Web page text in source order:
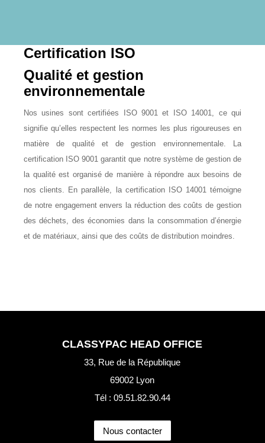
Certification ISO
Qualité et gestion
environnementale
Nos usines sont certifiées ISO 9001 et ISO 14001, ce qui
signifie qu’elles respectent les normes les plus rigoureuses en
matière de qualité et de gestion environnementale. La
certification ISO 9001 garantit que notre système de gestion de
la qualité est organisé de manière à répondre aux besoins de
nos clients. En parallèle, la certification ISO 14001 témoigne
de notre engagement envers la réduction des coûts de gestion
des déchets, des économies dans la consommation d’énergie
et de matériaux, ainsi que des coûts de distribution moindres.
CLASSYPAC HEAD OFFICE
33, Rue de la République
69002 Lyon
Tél : 09.51.82.90.44
Nous contacter